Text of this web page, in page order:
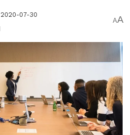
2020-07-30
AA